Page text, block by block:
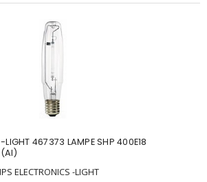
LIGHT 467373 LAMPE SHP 400E18
(AI)
ELECTRONICS -LIGHT